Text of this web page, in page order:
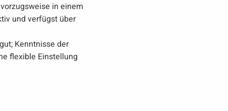
in einem
und verfügst über
Kenntnisse der
flexible Einstellung